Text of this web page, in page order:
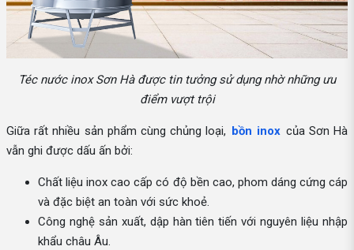
Téc nước inox Sơn Hà được tin tưởng sử dụng nhờ những ưu
điểm vượt trội
Giữa rất nhiều sản phẩm cùng chủng loại, bồn inox của Sơn Hà
vẫn ghi được dấu ấn bởi:
Chất liệu inox cao cấp có độ bền cao, phom dáng cứng cáp
và đặc biệt an toàn với sức khoẻ.
Công nghệ sản xuất, dập hàn tiên tiến với nguyên liệu nhập
khẩu châu Âu.